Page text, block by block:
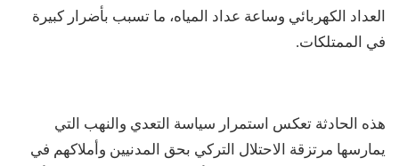
العداد الكهربائي وساعة عداد المياه، ما تسبب بأضرار كبيرة
في الممتلكات.
هذه الحادثة تعكس استمرار سياسة التعدي والنهب التي
يمارسها مرتزقة الاحتلال التركي بحق المدنيين وأملاكهم في